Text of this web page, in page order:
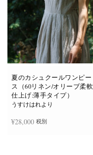
エ
ー
シ
ョ
ン
が
あ
り
ま
オ
プ
シ
ョ
夏のカシュクールワンピー
ス（60リネン/オリーブ柔軟
仕上げ:薄手タイプ）
うすけはれより
¥28,000 税別